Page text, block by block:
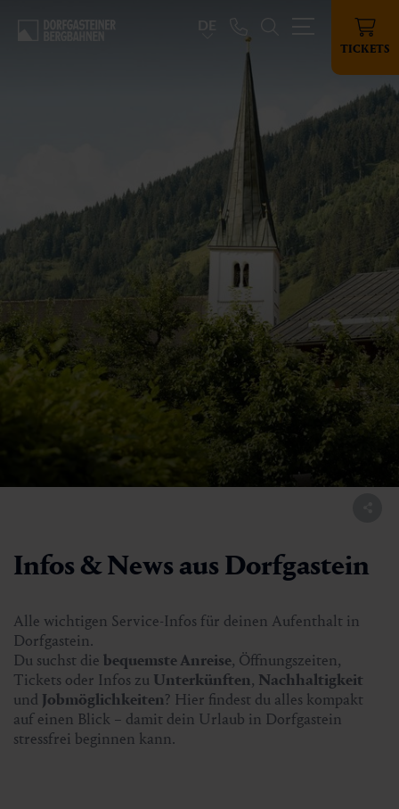
TICKETS
DE
Infos & News aus Dorfgastein
Alle wichtigen Service-Infos für deinen Aufenthalt in
Dorfgastein.
Du suchst die bequemste Anreise, Öffnungszeiten,
Tickets oder Infos zu Unterkünften, Nachhaltigkeit
und Jobmöglichkeiten? Hier findest du alles kompakt
auf einen Blick – damit dein Urlaub in Dorfgastein
stressfrei beginnen kann.